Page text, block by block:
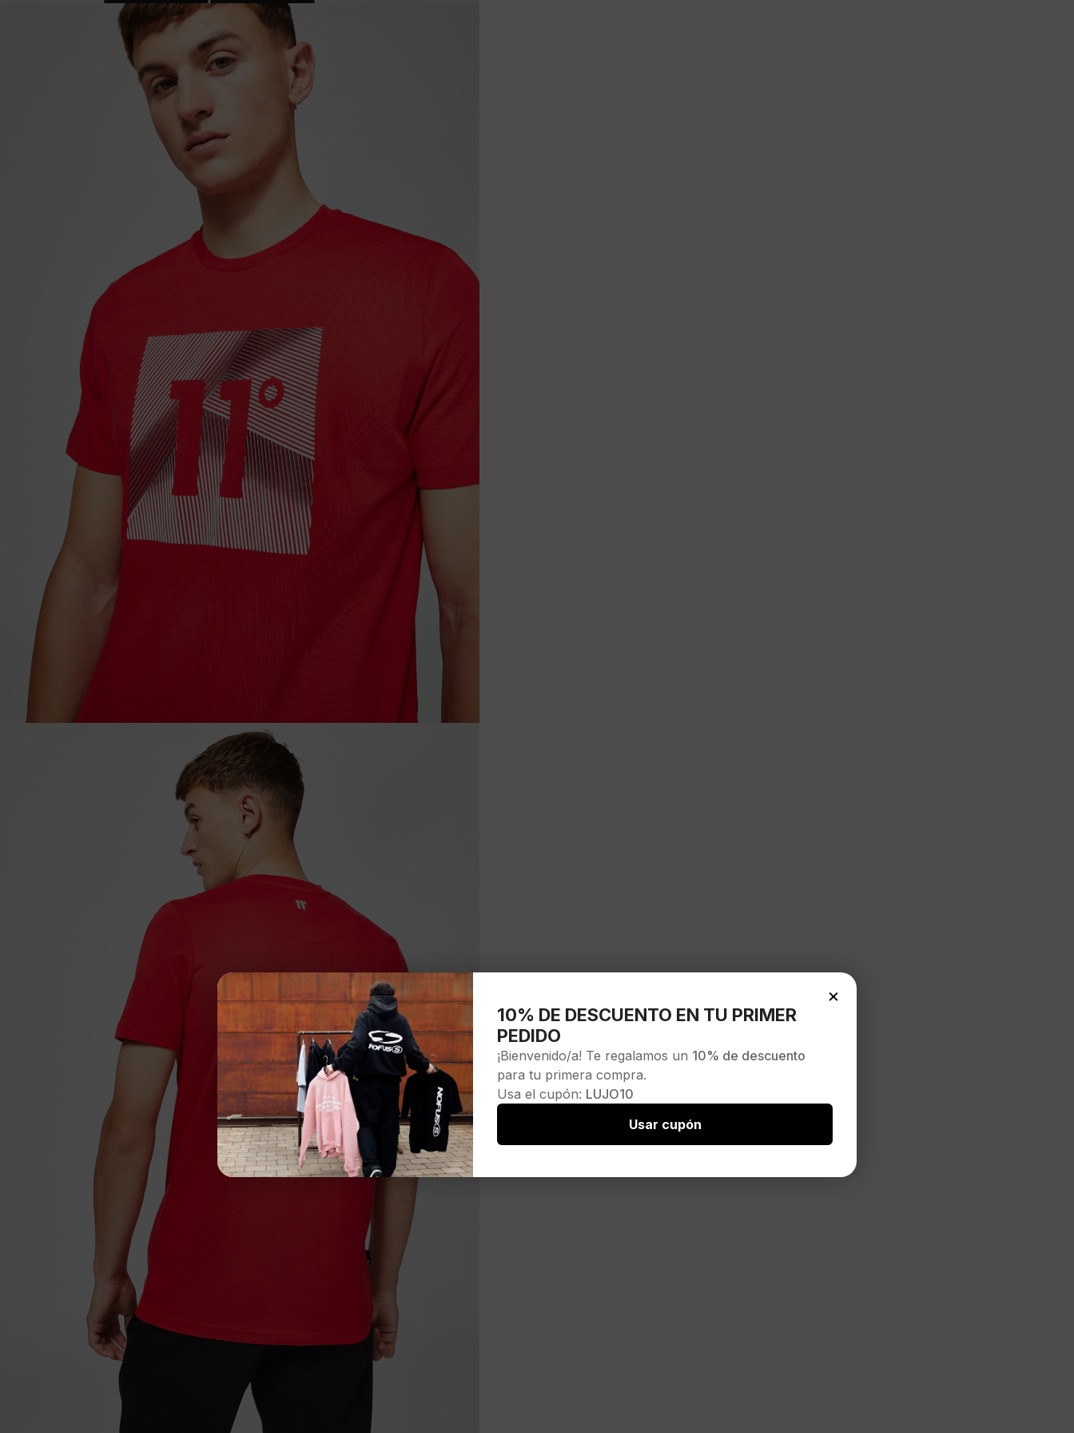
×
10% DE DESCUENTO EN TU PRIMER
PEDIDO
¡Bienvenido/a! Te regalamos un 10% de descuento
para tu primera compra.
Usa el cupón: LUJO10
Usar cupón